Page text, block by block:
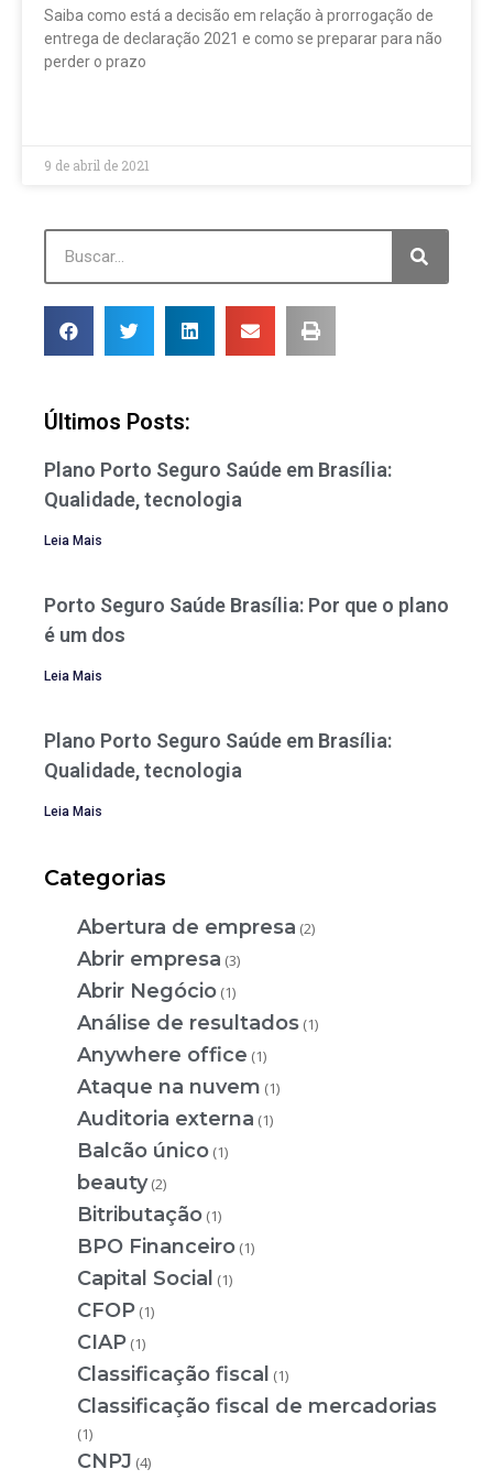
Saiba como está a decisão em relação à prorrogação de
entrega de declaração 2021 e como se preparar para não
perder o prazo
9 de abril de 2021
Últimos Posts:
Plano Porto Seguro Saúde em Brasília:
Qualidade, tecnologia
Leia Mais
Porto Seguro Saúde Brasília: Por que o plano
é um dos
Leia Mais
Plano Porto Seguro Saúde em Brasília:
Qualidade, tecnologia
Leia Mais
Categorias
Abertura de empresa (2)
Abrir empresa (3)
Abrir Negócio (1)
Análise de resultados (1)
Anywhere office (1)
Ataque na nuvem (1)
Auditoria externa (1)
Balcão único (1)
beauty (2)
Bitributação (1)
BPO Financeiro (1)
Capital Social (1)
CFOP (1)
CIAP (1)
Classificação fiscal (1)
Classificação fiscal de mercadorias
(1)
CNPJ (4)